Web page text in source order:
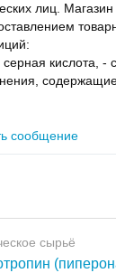
лиц.
кислота, -
сообщение
сырьё